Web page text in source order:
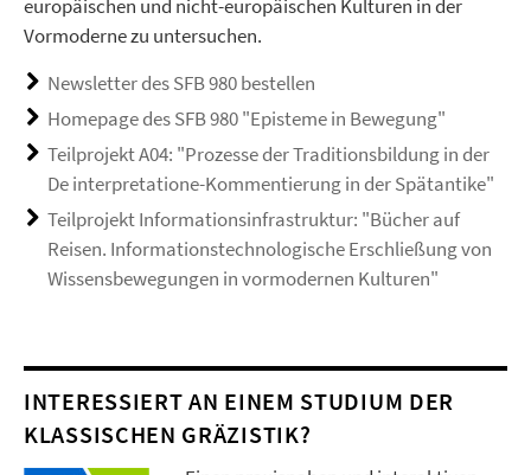
europäischen und nicht-europäischen Kulturen in der
Vormoderne zu untersuchen.
Newsletter des SFB 980 bestellen
Homepage des SFB 980 "Episteme in Bewegung"
Teilprojekt A04: "Prozesse der Traditionsbildung in der
De interpretatione-Kommentierung in der Spätantike"
Teilprojekt Informationsinfrastruktur: "Bücher auf
Reisen. Informationstechnologische Erschließung von
Wissensbewegungen in vormodernen Kulturen"
INTERESSIERT AN EINEM STUDIUM DER
KLASSISCHEN GRÄZISTIK?